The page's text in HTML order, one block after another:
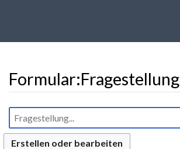
Formular:Fragestellung
Wechseln zu:Navigation,Suche
Erstellen oder bearbeiten